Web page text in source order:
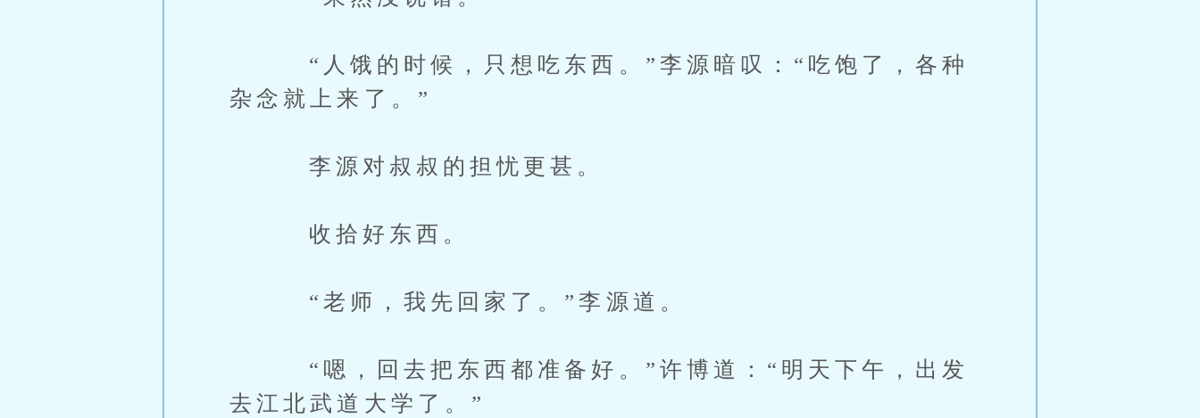
“人饿的时候，只想吃东西。”李源暗叹：“吃饱了，各种
杂念就上来了。”
李源对叔叔的担忧更甚。
收拾好东西。
“老师，我先回家了。”李源道。
“嗯，回去把东西都准备好。”许博道：“明天下午，出发
去江北武道大学了。”